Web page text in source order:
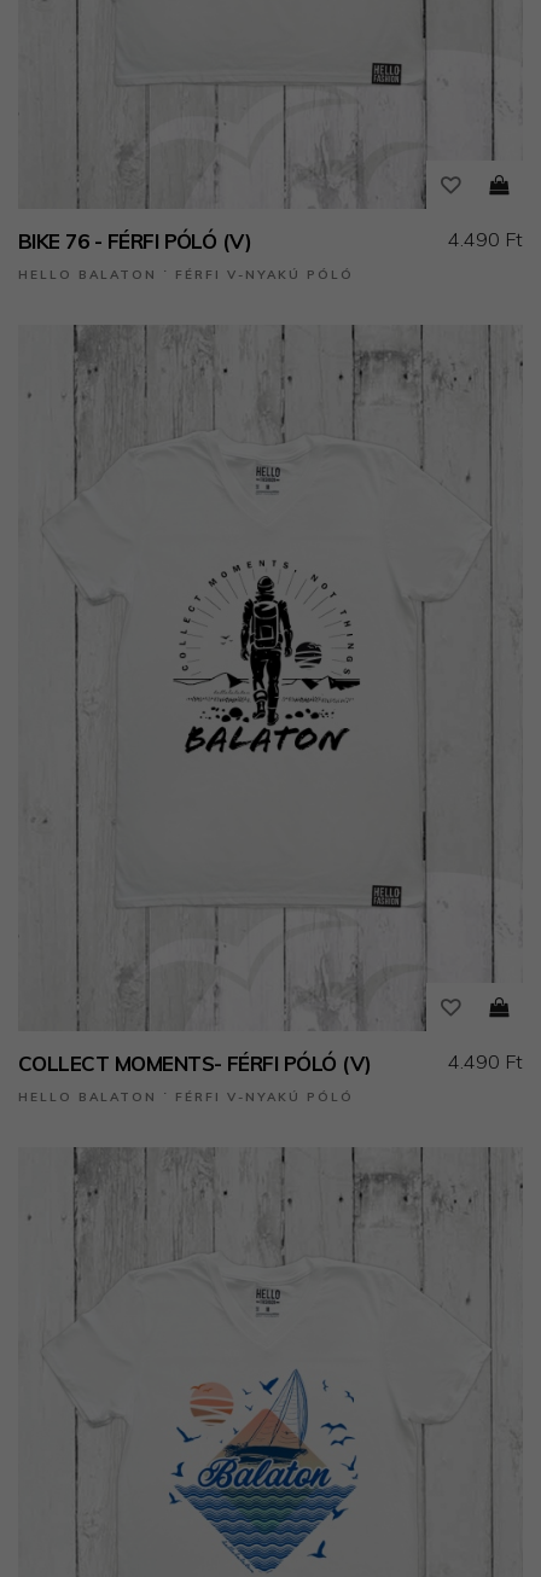
BIKE 76 - FÉRFI PÓLÓ (V)
HELLO BALATON ˙ FÉRFI V-NYAKÚ PÓLÓ
4.490 Ft
COLLECT MOMENTS- FÉRFI PÓLÓ (V)
HELLO BALATON ˙ FÉRFI V-NYAKÚ PÓLÓ
4.490 Ft